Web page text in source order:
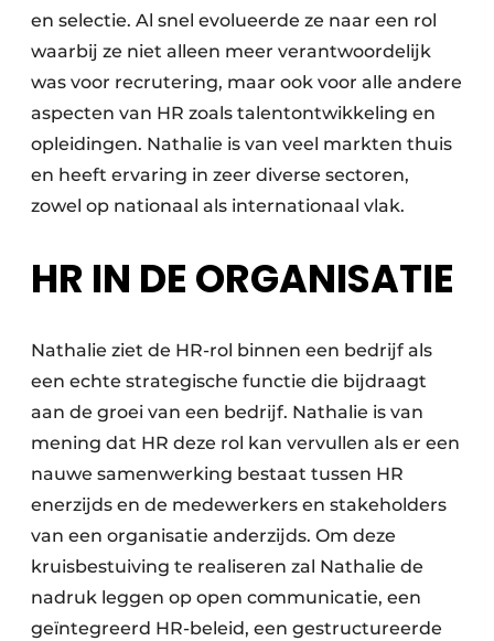
Keukens
Renovatie
Software
Toegangscontrole
Zonwering
en selectie. Al snel evolueerde ze naar een rol
waarbij ze niet alleen meer verantwoordelijk
was voor recrutering, maar ook voor alle andere
aspecten van HR zoals talentontwikkeling en
opleidingen. Nathalie is van veel markten thuis
en heeft ervaring in zeer diverse sectoren,
zowel op nationaal als internationaal vlak.
HR IN DE ORGANISATIE
Nathalie ziet de HR-rol binnen een bedrijf als
een echte strategische functie die bijdraagt
aan de groei van een bedrijf. Nathalie is van
mening dat HR deze rol kan vervullen als er een
nauwe samenwerking bestaat tussen HR
enerzijds en de medewerkers en stakeholders
van een organisatie anderzijds. Om deze
kruisbestuiving te realiseren zal Nathalie de
nadruk leggen op open communicatie, een
geïntegreerd HR-beleid, een gestructureerde